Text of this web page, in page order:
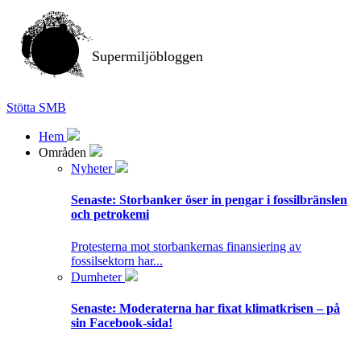
Supermiljöbloggen
Stötta SMB
Hem
Områden
Nyheter
Senaste: Storbanker öser in pengar i fossilbränslen
och petrokemi
Protesterna mot storbankernas finansiering av
fossilsektorn har...
Dumheter
Senaste: Moderaterna har fixat klimatkrisen – på
sin Facebook-sida!